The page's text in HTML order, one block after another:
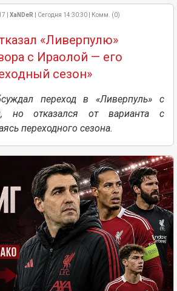
| XaNDeR | Сегодня 14:30:30 | Комм. (0)
«Ливерпулю»
с Ираолой — его
сезон»
переход в «Ливерпуль» с
но отказался от варианта с
переходного сезона.